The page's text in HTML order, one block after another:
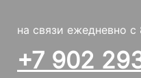
на связи ежедневно
+7 902